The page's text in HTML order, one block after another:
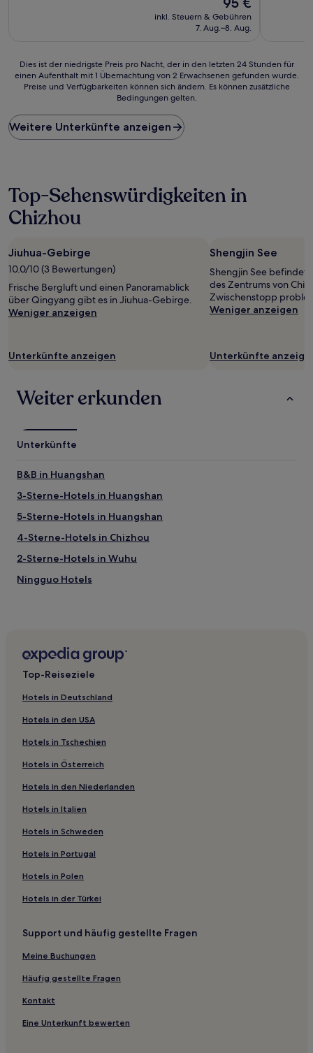
Preis
beträgt
inkl. Steuern & Gebühren
7. Aug.–8. Aug.
Dies
ist
Preis
pro
Nacht,
letzten
24 Stunden
für
einen
mit
1 Übernachtung
2 Erwachsenen
gefunden
wurde.
Verfügbarkeiten
ändern.
zusätzliche
Bedingungen
Dies ist der niedrigste Preis pro Nacht, der in den letzten 24 Stunden für
einen Aufenthalt mit 1 Übernachtung von 2 Erwachsenen gefunden wurde.
Preise und Verfügbarkeiten können sich ändern. Es können zusätzliche
Bedingungen gelten.
Weitere Unterkünfte anzeigen
Top-Sehenswürdigkeiten in
Chizhou
Jiuhua-Gebirge
10.0/10 (3 Bewertungen)
Frische Bergluft und einen Panoramablick
über Qingyang gibt es in Jiuhua-Gebirge.
Weniger anzeigen
Unterkünfte anzeigen
Shengjin See
Shengjin See befindet
des Zentrums von
Zwischenstopp
Weniger anzeigen
Unterkünfte
Weiter erkunden
Unterkünfte
B&B in Huangshan
3-Sterne-Hotels in Huangshan
5-Sterne-Hotels in Huangshan
4-Sterne-Hotels in Chizhou
2-Sterne-Hotels in Wuhu
Ningguo Hotels
Hotels nahe Nanyue Berg
Hotels nahe Shutan Yinyue Landschaftsgebiet
Hotels nahe Yeren Dorf
Zipeng Hotels
Hotels nahe Huangshan Nordbahnhof
Xiaotian Hotels
Hotels nahe Siwang Dorf
Yefushan Hotels
Hotels nahe Shengjin See
Hotels nahe Fangte Paradies
Hotels nahe Laoshan Insel
Dongzhi Hotels
Hotels nahe Shenxian-Höhle
Bajiazui Hotels
Baishan Hotels
Hotels nahe Yunling Neue Vierte Armee Militärische
Top-Reiseziele
Hotels in Deutschland
Hotels in den USA
Hotels in Tschechien
Hotels in Österreich
Hotels in den Niederlanden
Hotels in Italien
Hotels in Schweden
Hotels in Portugal
Hotels in Polen
Hotels in der Türkei
Support und häufig gestellte Fragen
Meine Buchungen
Häufig gestellte Fragen
Kontakt
Eine Unterkunft bewerten